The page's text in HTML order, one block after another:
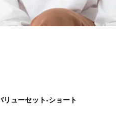
リューセット-ショート